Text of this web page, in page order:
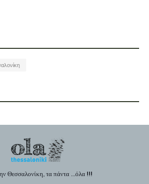
Θεσσαλονίκη, τα πάντα ...όλα !!!